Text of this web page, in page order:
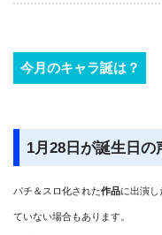
今月のキャラ誕は？
1月28日が誕生日の
パチ＆スロ化された作品に出演
ていない場合もあります。